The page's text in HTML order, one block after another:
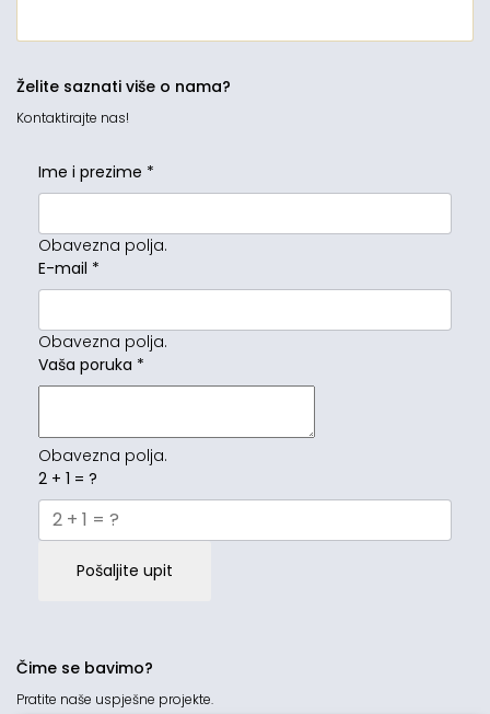
Želite saznati više o nama?
Kontaktirajte nas!
Ime i prezime *
Obavezna polja.
E-mail *
Obavezna polja.
Vaša poruka *
Obavezna polja.
2 + 1 = ?
Pošaljite upit
Čime se bavimo?
Pratite naše uspješne projekte.